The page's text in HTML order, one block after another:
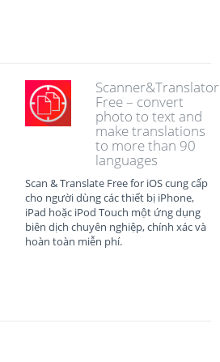
Scanner&Translator
Free – convert
photo to text and
make translations
to more than 90
languages
Scan & Translate Free for iOS cung cấp
cho người dùng các thiết bị iPhone,
iPad hoặc iPod Touch một ứng dụng
biên dịch chuyên nghiệp, chính xác và
hoàn toàn miễn phí.